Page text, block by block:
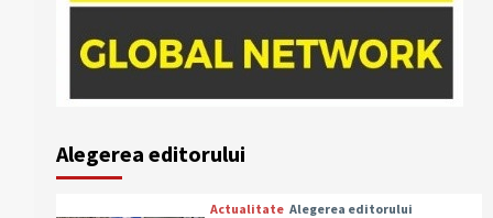
Alegerea editorului
Actualitate Alegerea editorului